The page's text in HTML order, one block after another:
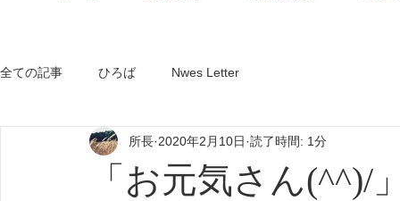
全ての記事 ひろば Nwes Letter
「お元気さん
所長 2020年2月10日 読了時間: 1分